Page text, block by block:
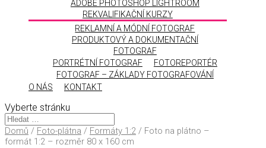
ADOBE PHOTOSHOP LIGHTROOM
REKVALIFIKAČNÍ KURZY
REKLAMNÍ A MÓDNÍ FOTOGRAF
PRODUKTOVÝ A DOKUMENTAČNÍ
FOTOGRAF
PORTRÉTNÍ FOTOGRAF
FOTOREPORTÉR
FOTOGRAF – ZÁKLADY FOTOGRAFOVÁNÍ
O NÁS
KONTAKT
Vyberte stránku
Domů / Foto-plátna / Formáty 1:2 / Foto na plátno –
formát 1:2 – rozměr 80 x 160 cm